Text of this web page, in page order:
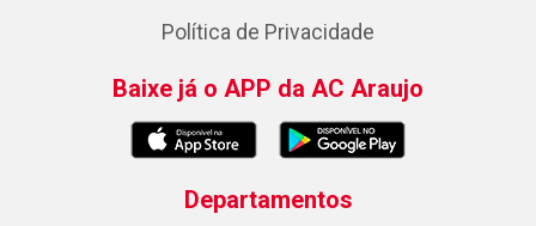
Política de Privacidade
Baixe já o APP da AC Araujo
Departamentos